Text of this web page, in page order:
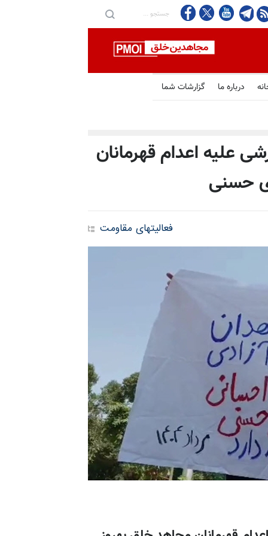
درباره ما گزارشات شما
علیه اعدام قهرمانان
حسنی
فعالیتهای مقاومت